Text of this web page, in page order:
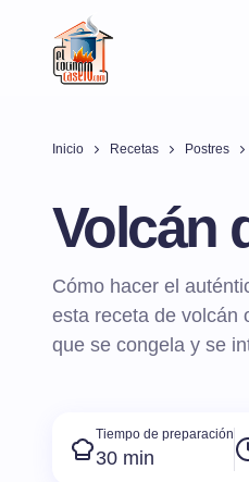
Inicio Recetas Postres
Volcán
Cómo hacer el
esta receta de volcán
que se congela y se
Tiempo de preparación
30 min